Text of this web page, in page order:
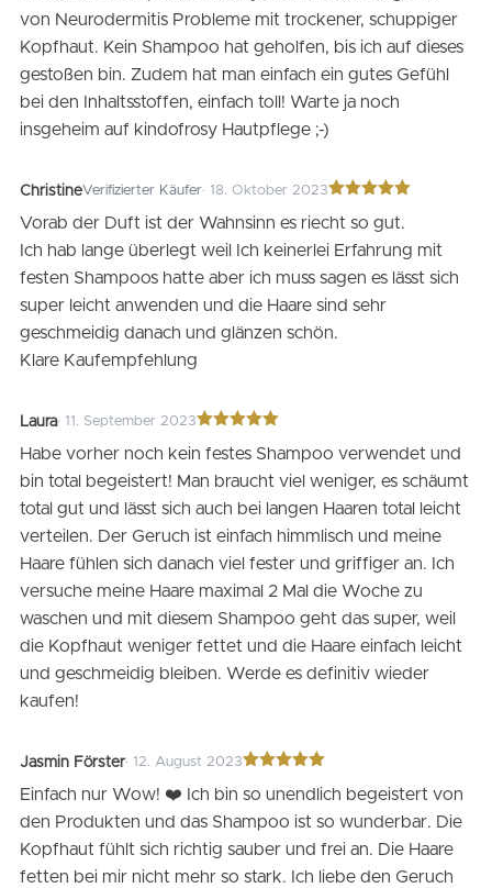
von Neurodermitis Probleme mit trockener, schuppiger
Kopfhaut. Kein Shampoo hat geholfen, bis ich auf dieses
gestoßen bin. Zudem hat man einfach ein gutes Gefühl
bei den Inhaltsstoffen, einfach toll! Warte ja noch
insgeheim auf kindofrosy Hautpflege ;-)
ChristineVerifizierter Käufer· 18. Oktober 2023
mit5von 5
Vorab der Duft ist der Wahnsinn es riecht so gut.
Ich hab lange überlegt weil Ich keinerlei Erfahrung mit
festen Shampoos hatte aber ich muss sagen es lässt sich
super leicht anwenden und die Haare sind sehr
geschmeidig danach und glänzen schön.
Klare Kaufempfehlung
Laura· 11. September 2023
mit5von 5
Habe vorher noch kein festes Shampoo verwendet und
bin total begeistert! Man braucht viel weniger, es schäumt
total gut und lässt sich auch bei langen Haaren total leicht
verteilen. Der Geruch ist einfach himmlisch und meine
Haare fühlen sich danach viel fester und griffiger an. Ich
versuche meine Haare maximal 2 Mal die Woche zu
waschen und mit diesem Shampoo geht das super, weil
die Kopfhaut weniger fettet und die Haare einfach leicht
und geschmeidig bleiben. Werde es definitiv wieder
kaufen!
Jasmin Förster· 12. August 2023
mit5von 5
Einfach nur Wow! ❤️ Ich bin so unendlich begeistert von
den Produkten und das Shampoo ist so wunderbar. Die
Kopfhaut fühlt sich richtig sauber und frei an. Die Haare
fetten bei mir nicht mehr so stark. Ich liebe den Geruch